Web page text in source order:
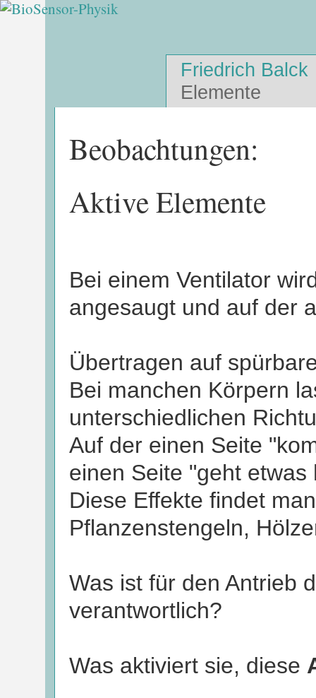
Friedrich Balck
Elemente
Beobachtungen:
Aktive Elemente
Bei einem Ventilator
angesaugt und auf der
Übertragen auf
Bei manchen Körpern
unterschiedlichen
Auf der einen Seite
einen Seite "geht etwas
Diese Effekte findet
Pflanzenstengeln,
Was ist für den Antrieb
verantwortlich?
Was aktiviert sie, diese